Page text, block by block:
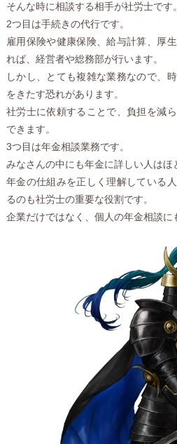
そんな時に相談する相手が社労士です。
2つ目は手続きの代行です。
雇用保険や健康保険、給与計算、厚
れば、経営者や総務部が行います。
しかし、とても複雑な業務なので、
をきたす恐れがあります。
社労士に依頼することで、負担を減
できます。
3つ目は年金相談業務です。
みなさんの中にも年金に詳しい人はほ
年金の仕組みを正しく理解している
るのも社労士の重要な役割です。
企業だけではなく、個人の年金相談に